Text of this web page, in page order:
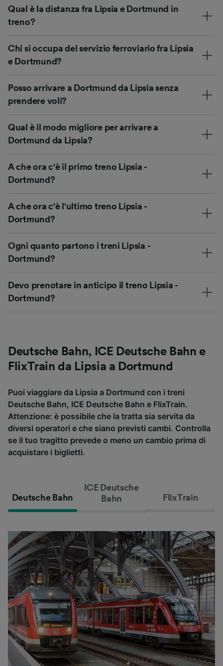
Qual è la distanza fra Lipsia e Dortmund in
treno?
Chi si occupa del servizio ferroviario fra Lipsia
e Dortmund?
Posso arrivare a Dortmund da Lipsia senza
prendere voli?
Qual è il modo migliore per arrivare a
Dortmund da Lipsia?
A che ora c'è il primo treno Lipsia -
Dortmund?
A che ora c'è l'ultimo treno Lipsia -
Dortmund?
Ogni quanto partono i treni Lipsia -
Dortmund?
Devo prenotare in anticipo il treno Lipsia -
Dortmund?
Deutsche Bahn, ICE Deutsche Bahn e
FlixTrain da Lipsia a Dortmund
Puoi viaggiare da Lipsia a Dortmund con i treni
Deutsche Bahn, ICE Deutsche Bahn e FlixTrain.
Attenzione: è possibile che la tratta sia servita da
diversi operatori e che siano previsti cambi. Controlla
se il tuo tragitto prevede o meno un cambio prima di
acquistare i biglietti.
Deutsche Bahn
ICE Deutsche
Bahn
FlixTrain